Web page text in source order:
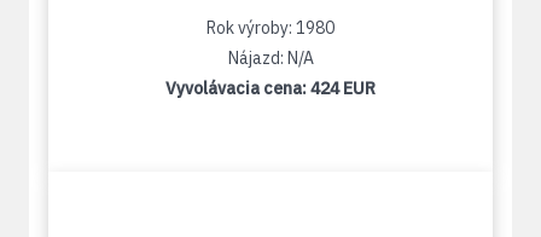
Rok výroby: 1980
Nájazd: N/A
Vyvolávacia cena:424 EUR